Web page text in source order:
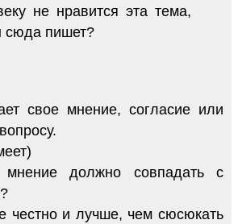
не нравится эта тема,
сюда пишет?
свое мнение, согласие или
должно совпадать с
честно и лучше, чем сюсюкать